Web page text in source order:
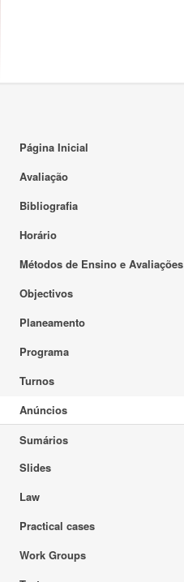
Página Inicial
Avaliação
Bibliografia
Horário
Métodos de Ensino e Avaliações
Objectivos
Planeamento
Programa
Turnos
Anúncios
Sumários
Slides
Law
Practical cases
Work Groups